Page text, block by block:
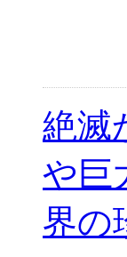
絶滅
や巨
界の